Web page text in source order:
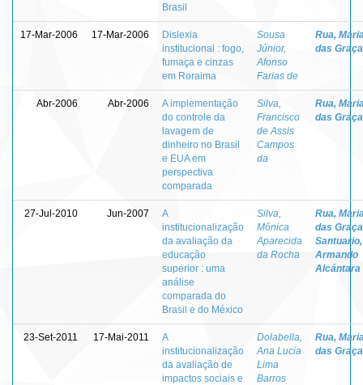
Brasil
17-Mar-2006 17-Mar-2006
Dislexia
institucional : fogo,
fumaça e cinzas
em Roraima
Sousa
Júnior,
Afonso
Farias de
Rua,
das
Abr-2006 Abr-2006
A implementação
do controle da
lavagem de
dinheiro no Brasil
e EUA em
perspectiva
comparada
Silva,
Francisco
de Assis
Campos
da
Rua,
das
27-Jul-2010 Jun-2007
A
institucionalização
da avaliação da
educação
superior : uma
análise
comparada do
Brasil e do México
Silva,
Mônica
Aparecida
da Rocha
Rua,
das
Santuario,
Armando
Alcántara
23-Set-2011 17-Mai-2011
A
institucionalização
da avaliação de
impactos sociais e
Dolabella,
Ana Lucia
Lima
Barros
Rua,
das